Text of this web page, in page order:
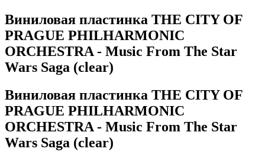
Виниловая пластинка THE CITY OF
PRAGUE PHILHARMONIC
ORCHESTRA - Music From The Star
Wars Saga (clear)
Виниловая пластинка THE CITY OF
PRAGUE PHILHARMONIC
ORCHESTRA - Music From The Star
Wars Saga (clear)